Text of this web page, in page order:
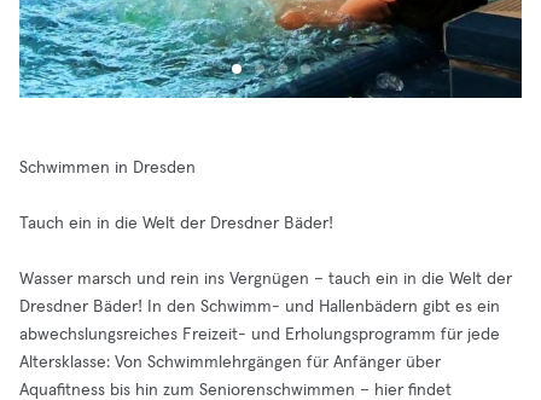
Schwimmen in Dresden
Tauch ein in die Welt der Dresdner Bäder!
Wasser marsch und rein ins Vergnügen – tauch ein in die Welt der
Dresdner Bäder! In den Schwimm- und Hallenbädern gibt es ein
abwechslungsreiches Freizeit- und Erholungsprogramm für jede
Altersklasse: Von Schwimmlehrgängen für Anfänger über
Aquafitness bis hin zum Seniorenschwimmen – hier findet